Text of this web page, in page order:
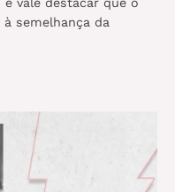
vale destacar que o
semelhança da